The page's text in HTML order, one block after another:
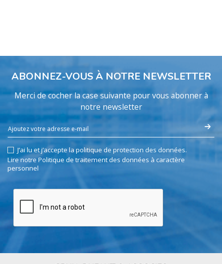
ABONNEZ-VOUS À NOTRE NEWSLETTER
Merci de cocher la case suivante pour vous abonner à
notre newsletter
J’ai lu et j’accepte la politique de protection des données.
Lire notre Politique de traitement des données à caractère
personnel